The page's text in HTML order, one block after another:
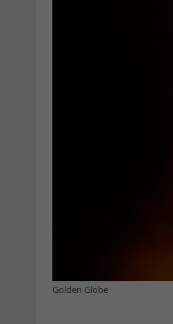
Golden Globe